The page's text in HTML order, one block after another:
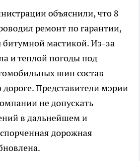
объяснили, что 8
ремонт по гарантии,
мастикой. Из-за
и теплой погоды под
шин состав
дороге. Представители мэрии
не допускать
в дальнейшем и
дорожная